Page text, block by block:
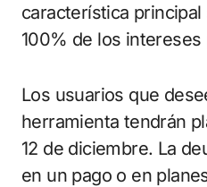
característica principal
100% de los intereses
Los usuarios que
herramienta tendrán
12 de diciembre. La
en un pago o en